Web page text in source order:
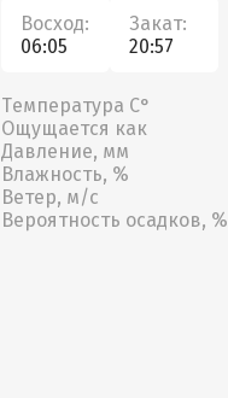
Восход:
06:05
Закат:
20:57
Температура С°
Ощущается как
Давление, мм
Влажность, %
Ветер, м/с
Вероятность осадков, %